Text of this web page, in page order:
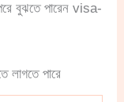
বুঝতে পারেন visa-
লাগতে পারে